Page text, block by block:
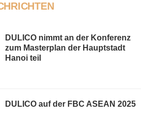
DULICO nimmt an der Konferenz
zum Masterplan der Hauptstadt
Hanoi teil
DULICO auf der FBC ASEAN 2025